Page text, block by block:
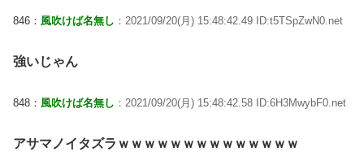
846： 風吹けば名無し ：2021/09/20(月) 15:48:42.49 ID:t5TSpZwN0.net
強いじゃん
848： 風吹けば名無し ：2021/09/20(月) 15:48:42.58 ID:6H3MwybF0.net
アサマノイタズラｗｗｗｗｗｗｗｗｗｗｗｗｗｗ